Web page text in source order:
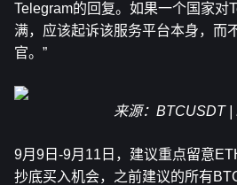
Telegram的回复。如果一个国家对
满，应该起诉该服务平台本身，而
官。”
来源：BTCUSDT |
9月9日-9月11日，建议重点留意
抄底买入机会，之前建议的所有